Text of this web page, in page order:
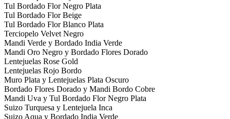
Tul Bordado Flor Negro Plata
Tul Bordado Flor Beige
Tul Bordado Flor Blanco Plata
Terciopelo Velvet Negro
Mandi Verde y Bordado India Verde
Mandi Oro Negro y Bordado Flores Dorado
Lentejuelas Rose Gold
Lentejuelas Rojo Bordo
Muro Plata y Lentejuelas Plata Oscuro
Bordado Flores Dorado y Mandi Bordo Cobre
Mandi Uva y Tul Bordado Flor Negro Plata
Suizo Turquesa y Lentejuela Inca
Suizo Aqua y Bordado India Verde